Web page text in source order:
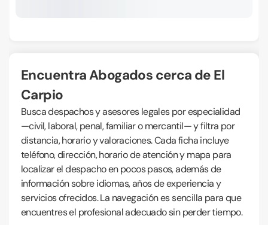
Encuentra Abogados cerca de El
Carpio
Busca despachos y asesores legales por especialidad
—civil, laboral, penal, familiar o mercantil— y filtra por
distancia, horario y valoraciones. Cada ficha incluye
teléfono, dirección, horario de atención y mapa para
localizar el despacho en pocos pasos, además de
información sobre idiomas, años de experiencia y
servicios ofrecidos. La navegación es sencilla para que
encuentres el profesional adecuado sin perder tiempo.